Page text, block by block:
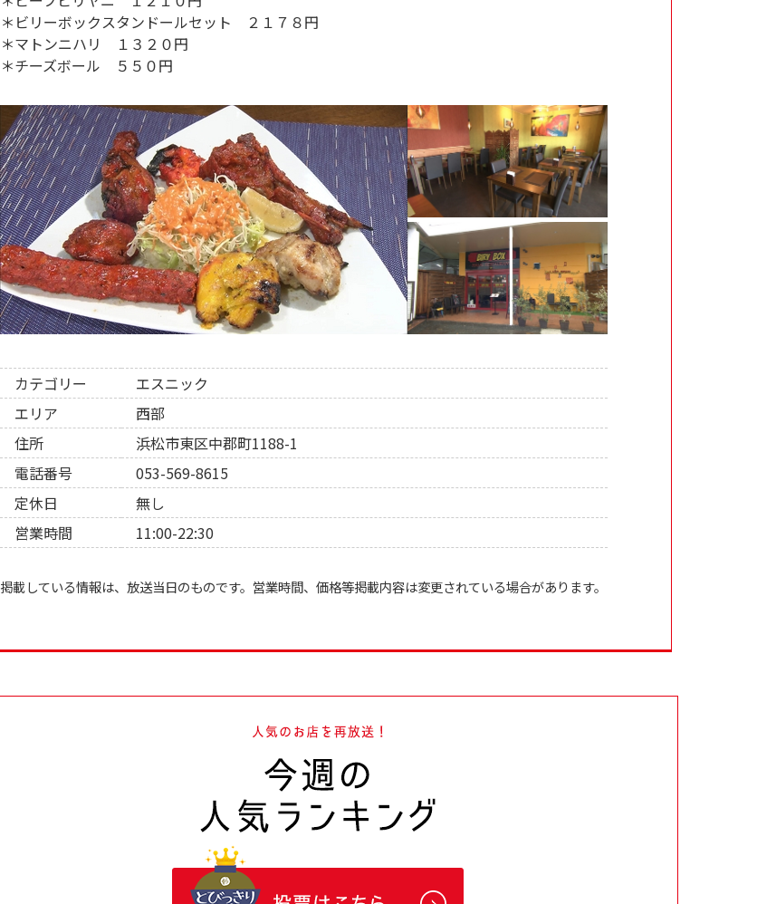
＊ビリーボックスタンドールセット ２１７８円
＊マトンニハリ １３２０円
＊チーズボール ５５０円
カテゴリー
エスニック
エリア
西部
住所
浜松市東区中郡町1188-1
電話番号
053-569-8615
定休日
無し
営業時間
11:00-22:30
掲載している情報は、放送当日のものです。営業時間、価格等掲載内容は変更されている場合があります。